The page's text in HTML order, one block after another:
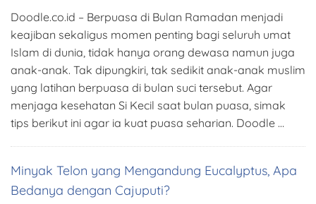
Doodle.co.id – Berpuasa di Bulan Ramadan menjadi
keajiban sekaligus momen penting bagi seluruh umat
Islam di dunia, tidak hanya orang dewasa namun juga
anak-anak. Tak dipungkiri, tak sedikit anak-anak muslim
yang latihan berpuasa di bulan suci tersebut. Agar
menjaga kesehatan Si Kecil saat bulan puasa, simak
tips berikut ini agar ia kuat puasa seharian. Doodle …
Minyak Telon yang Mengandung Eucalyptus, Apa
Bedanya dengan Cajuputi?